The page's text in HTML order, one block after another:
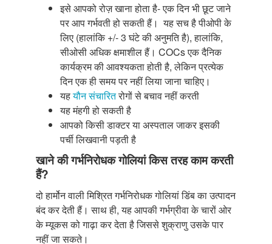
इसे आपको रोज़ खाना होता है- एक दिन भी छूट जाने
पर आप गर्भवती हो सकती हैं। यह सच है पीओपी के
लिए (हालांकि +/- 3 घंटे की अनुमति है), हालांकि,
सीओसी अधिक क्षमाशील हैं। COCs एक दैनिक
कार्यक्रम की आवश्यकता होती है, लेकिन प्रत्येक
दिन एक ही समय पर नहीं लिया जाना चाहिए।
यहयौन संचारितरोगों से बचाव नहीं करती
यह मंहगी हो सकती है
आपको किसी डाक्टर या अस्पताल जाकर इसकी
पर्ची लिखवानी पड़ती है
खाने की गर्भनिरोधक गोलियां किस तरह काम करती
हैं?
दो हार्मोन वाली मिश्रित गर्भनिरोधक गोलियां डिंब का उत्पादन
बंद कर देती हैं। साथ ही, यह आपकी गर्भग्रीवा के चारों ओर
के म्यूकस को गाढ़ा कर देता है जिससे शुक्राणु उसके पार
नहीं जा सकते।